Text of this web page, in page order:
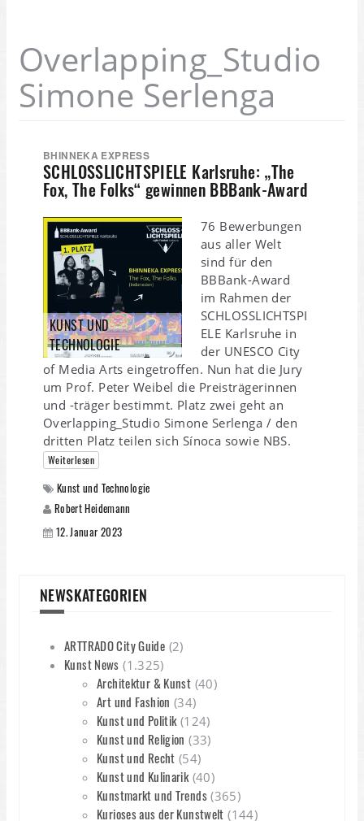
Overlapping_Studio
Simone Serlenga
BHINNEKA EXPRESS
SCHLOSSLICHTSPIELE Karlsruhe: „The
Fox, The Folks“ gewinnen BBBank-Award
KUNST UND
TECHNOLOGIE
76 Bewerbungen
aus aller Welt
sind für den
BBBank-Award
im Rahmen der
SCHLOSSLICHTSPI
ELE Karlsruhe in
der UNESCO City
of Media Arts eingetroffen. Nun hat die Jury
um Prof. Peter Weibel die Preisträgerinnen
und -träger bestimmt. Platz zwei geht an
Overlapping_Studio Simone Serlenga / den
dritten Platz teilen sich Sínoca sowie NBS.
Weiterlesen
Kunst und Technologie
Robert Heidemann
12. Januar 2023
NEWSKATEGORIEN
ARTTRADO City Guide (2)
Kunst News (1.325)
Architektur & Kunst (40)
Art und Fashion (34)
Kunst und Politik(124)
Kunst und Religion (33)
Kunst und Recht (54)
Kunst und Kulinarik(40)
Kunstmarkt und Trends(365)
Kurioses aus der Kunstwelt (144)